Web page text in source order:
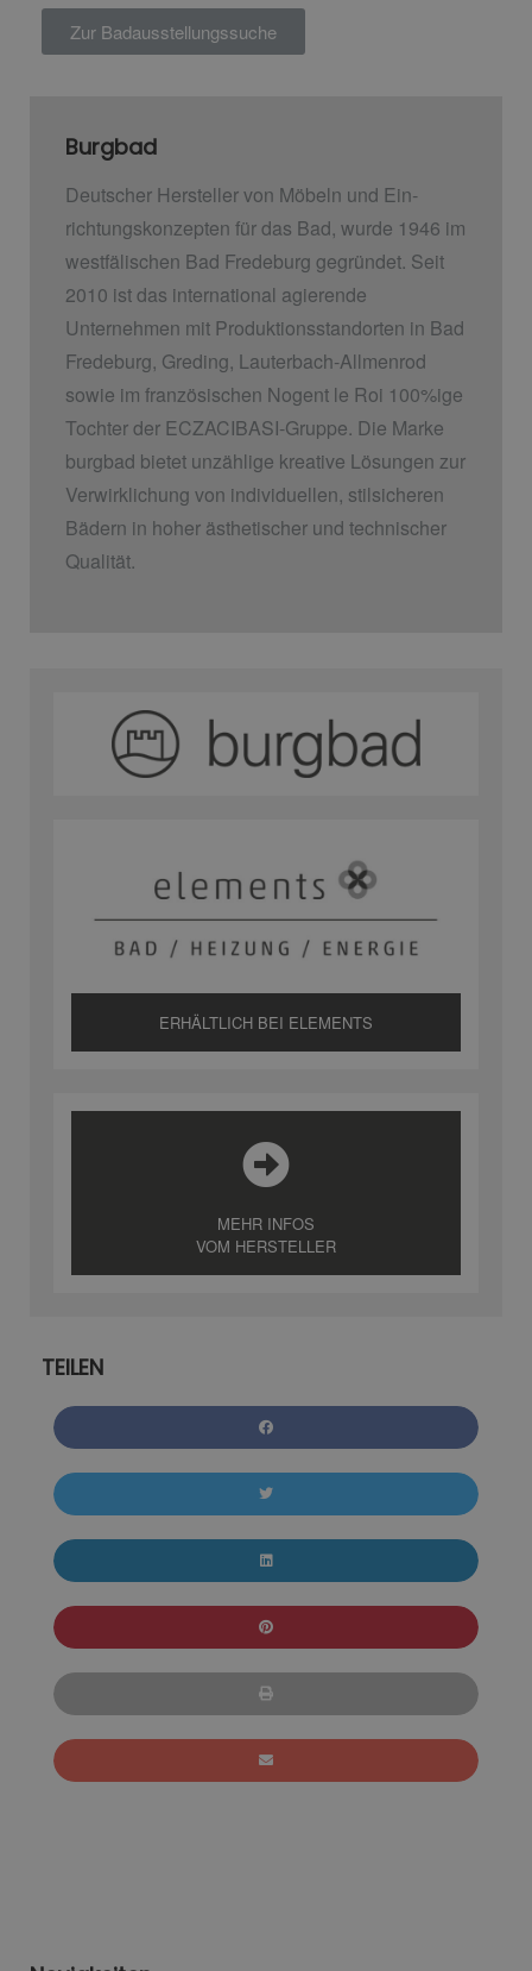
Zur Badausstellungssuche
Burgbad
Deutscher Hersteller von Möbeln und Ein­
richtungskonzepten für das Bad, wurde 1946 im
westfälischen Bad Fredeburg gegründet. Seit
2010 ist das international agierende
Unternehmen mit Produktionsstandorten in Bad
Fredeburg, Greding, Lauterbach-Allmenrod
sowie im französischen Nogent le Roi 100%ige
Tochter der ECZACIBASI­-Gruppe. Die Marke
burgbad bietet unzählige kreative Lösungen zur
Verwirklichung von individuellen, stilsicheren
Bädern in hoher ästhetischer und technischer
Qualität.
ERHÄLTLICH BEI ELEMENTS
MEHR INFOS
VOM HERSTELLER
TEILEN